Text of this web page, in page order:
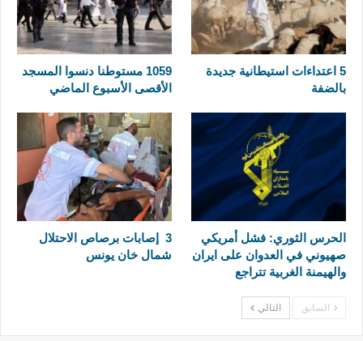
5 اعتداءات استيطانية جديدة
بالضفة
1059 مستوطنا دنسوا المسجد
الأقصى الأسبوع الماضي
الحرس الثوري: فشل أمريكي
صهيوني في العدوان على ايران
والهيمنة الغربية تتراجع
3 إصابات برصاص الاحتلال
شمال خان يونس
السابق التالي